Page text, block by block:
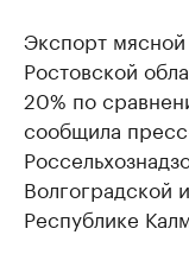
Экспорт
Ростовской
20% по
сообщила
Волгоградской
Республике